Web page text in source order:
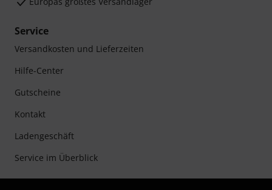
Service
Versandkosten und Lieferzeiten
Hilfe-Center
Gutscheine
Kontakt
Ladengeschäft
Service im Überblick